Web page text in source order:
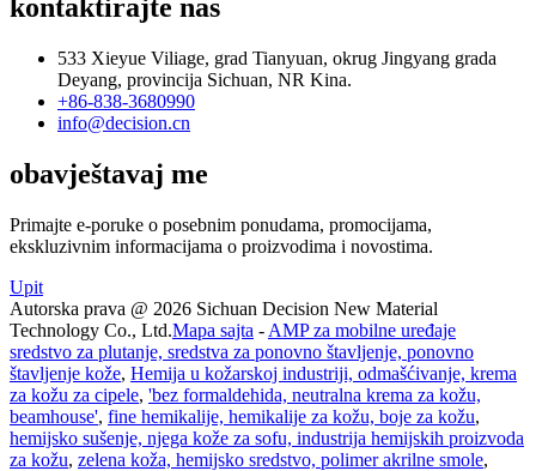
kontaktirajte nas
533 Xieyue Viliage, grad Tianyuan, okrug Jingyang grada
Deyang, provincija Sichuan, NR Kina.
+86-838-3680990
info@decision.cn
obavještavaj me
Primajte e-poruke o posebnim ponudama, promocijama,
ekskluzivnim informacijama o proizvodima i novostima.
Upit
Autorska prava @ 2026 Sichuan Decision New Material
Technology Co., Ltd.Mapa sajta - AMP za mobilne uređaje
sredstvo za plutanje, sredstva za ponovno štavljenje, ponovno
štavljenje kože, Hemija u kožarskoj industriji, odmašćivanje, krema
za kožu za cipele, 'bez formaldehida, neutralna krema za kožu,
beamhouse', fine hemikalije, hemikalije za kožu, boje za kožu,
hemijsko sušenje, njega kože za sofu, industrija hemijskih proizvoda
za kožu, zelena koža, hemijsko sredstvo, polimer akrilne smole,